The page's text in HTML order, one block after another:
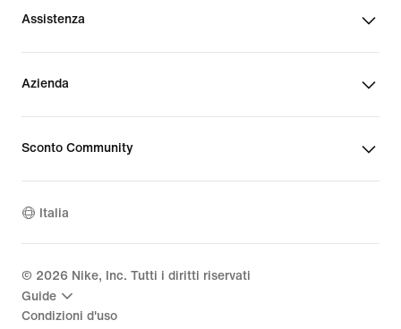
Assistenza
Azienda
Sconto Community
Italia
© 2026 Nike, Inc. Tutti i diritti riservati
Guide
Condizioni d'uso